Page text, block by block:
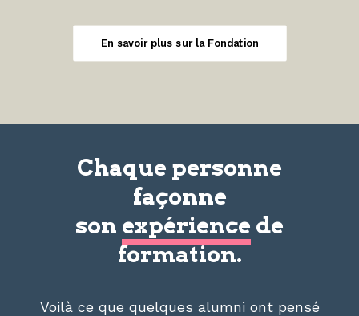
En savoir plus sur la Fondation
Chaque personne
façonne
son expérience de
formation.
Voilà ce que quelques alumni ont pensé